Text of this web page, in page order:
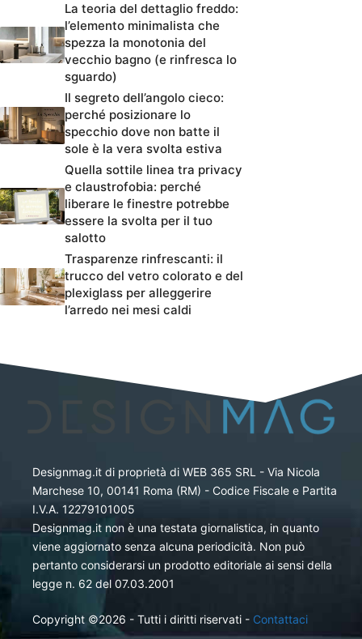
La teoria del dettaglio freddo:
l’elemento minimalista che
spezza la monotonia del
vecchio bagno (e rinfresca lo
sguardo)
Il segreto dell’angolo cieco:
perché posizionare lo
specchio dove non batte il
sole è la vera svolta estiva
Quella sottile linea tra privacy
e claustrofobia: perché
liberare le finestre potrebbe
essere la svolta per il tuo
salotto
Trasparenze rinfrescanti: il
trucco del vetro colorato e del
plexiglass per alleggerire
l’arredo nei mesi caldi
Designmag.it di proprietà di WEB 365 SRL - Via Nicola
Marchese 10, 00141 Roma (RM) - Codice Fiscale e Partita
I.V.A. 12279101005
Designmag.it non è una testata giornalistica, in quanto
viene aggiornato senza alcuna periodicità. Non può
pertanto considerarsi un prodotto editoriale ai sensi della
legge n. 62 del 07.03.2001
Copyright ©2026 - Tutti i diritti riservati - Contattaci